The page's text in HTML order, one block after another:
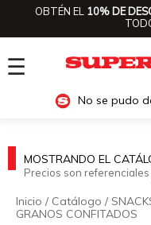
OBTÉN EL 10% DE
☰
No se pudo
MOSTRANDO EL
Precios son
Inicio / Catálogo /
GRANOS CONFITADOS